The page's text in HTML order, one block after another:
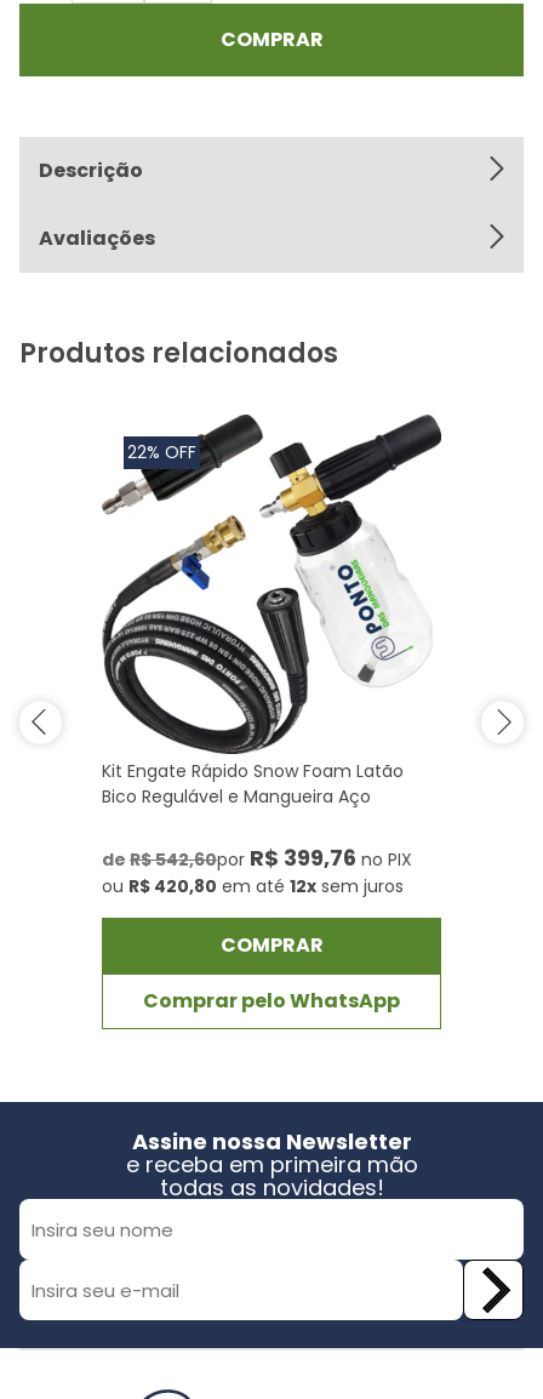
COMPRAR
Descrição
Avaliações
Produtos relacionados
22% OFF
Kit Engate Rápido Snow Foam Latão
Bico Regulável e Mangueira Aço
de R$ 542,60por R$ 399,76 no PIX
ou R$ 420,80 em até 12x sem juros
COMPRAR
Comprar pelo WhatsApp
Assine nossa Newsletter
e receba em primeira mão
todas as novidades!